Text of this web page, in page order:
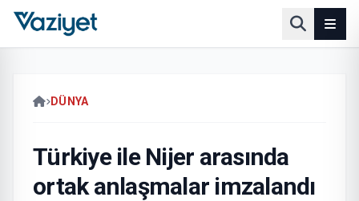
DÜNYA
Türkiye ile Nijer arasında
ortak anlaşmalar imzalandı